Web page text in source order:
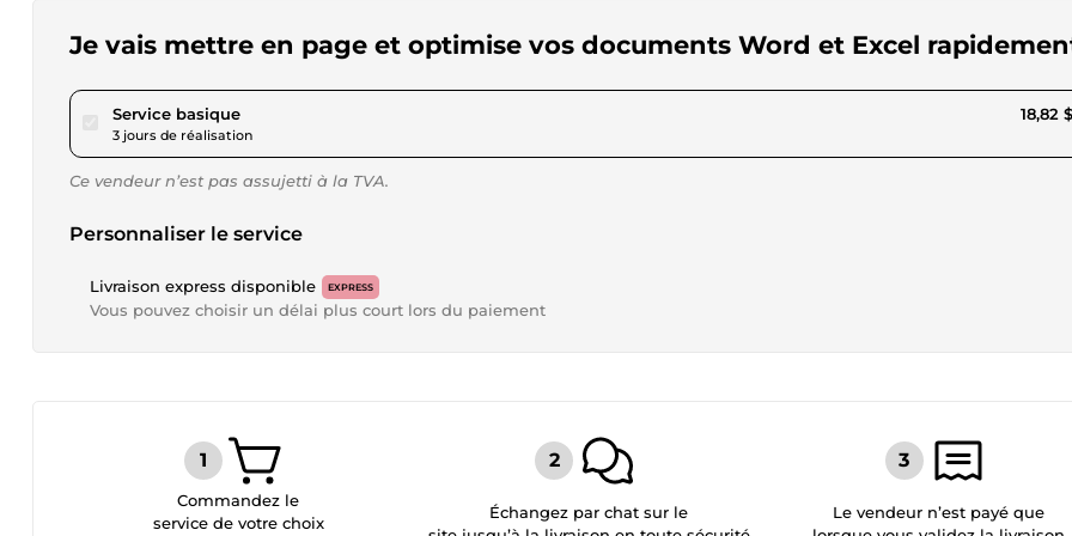
Je vais mettre en page et optimise vos documents Word et Excel
Service basiquepour 17,34 $US
3 jours de réalisation
18,82
Ce vendeur n’est pas assujetti à la TVA.
Personnaliser le service
Livraison express disponible EXPRESS
Vous pouvez choisir un délai plus court lors du paiement
Commandez le
service de votre choix
Échangez par chat sur le
Le vendeur n’est payé que